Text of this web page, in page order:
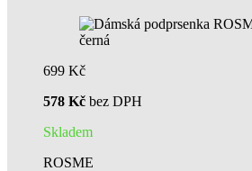
699 Kč
578 Kč bez DPH
Skladem
ROSME